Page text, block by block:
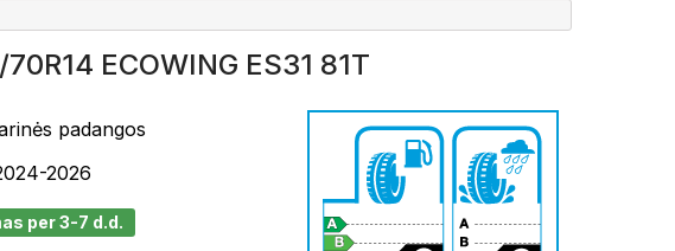
ECOWING ES31 81T
padangos
2026
per 3-7 d.d.